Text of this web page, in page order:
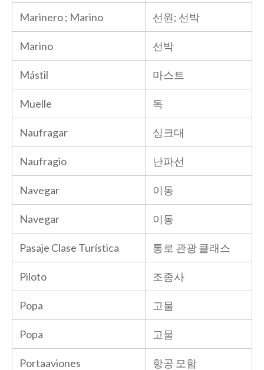
Marinero ; Marino 선원; 선박
Marino 선박
Mástil 마스트
Muelle 독
Naufragar 싱크대
Naufragio 난파선
Navegar 이동
Navegar 이동
Pasaje Clase Turística 통로 관광 클래스
Piloto 조종사
Popa 고물
Popa 고물
Portaaviones 항공 모함